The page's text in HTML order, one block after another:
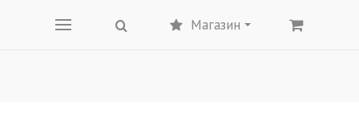
Магазин